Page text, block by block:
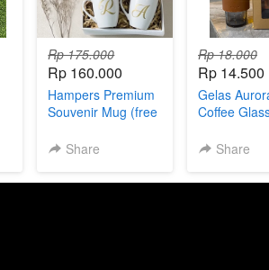
Rp 175.000
Rp 160.000
Hampers Premium
Souvenir Mug (free
hardbox)
Share
Rp 18.000
Rp 14.500
Gelas
Coffee
emboss
Share